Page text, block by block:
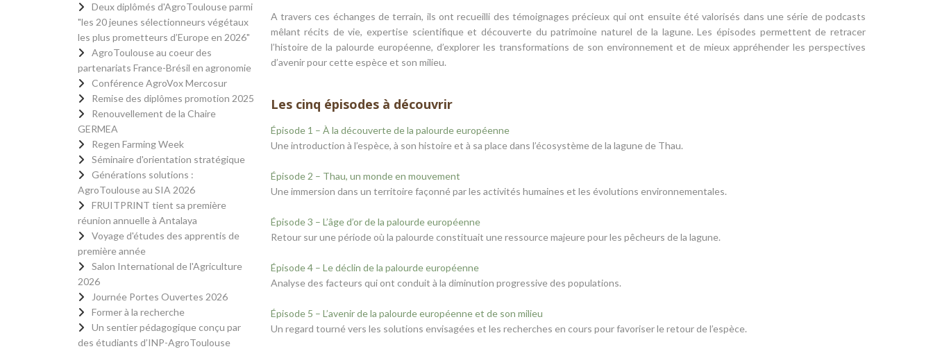
A travers ces échanges de terrain, ils ont recueilli des témoignages précieux qui ont ensuite été valorisés dans une série de podcasts
mêlant récits de vie, expertise scientifique et découverte du patrimoine naturel de la lagune. Les épisodes permettent de retracer
l’histoire de la palourde européenne, d’explorer les transformations de son environnement et de mieux appréhender les perspectives
d’avenir pour cette espèce et son milieu.
Les cinq épisodes à découvrir
Épisode 1 – À la découverte de la palourde européenne
Une introduction à l’espèce, à son histoire et à sa place dans l’écosystème de la lagune de Thau.
Épisode 2 – Thau, un monde en mouvement
Une immersion dans un territoire façonné par les activités humaines et les évolutions environnementales.
Épisode 3 – L’âge d’or de la palourde européenne
Retour sur une période où la palourde constituait une ressource majeure pour les pêcheurs de la lagune.
Épisode 4 – Le déclin de la palourde européenne
Analyse des facteurs qui ont conduit à la diminution progressive des populations.
Épisode 5 – L’avenir de la palourde européenne et de son milieu
Un regard tourné vers les solutions envisagées et les recherches en cours pour favoriser le retour de l’espèce.
Deux diplômés d'AgroToulouse parmi
"les 20 jeunes sélectionneurs végétaux
les plus prometteurs d’Europe en 2026"
AgroToulouse au coeur des
partenariats France-Brésil en agronomie
Conférence AgroVox Mercosur
Remise des diplômes promotion 2025
Renouvellement de la Chaire
GERMEA
Regen Farming Week
Séminaire d'orientation stratégique
Générations solutions :
AgroToulouse au SIA 2026
FRUITPRINT tient sa première
réunion annuelle à Antalaya
Voyage d'études des apprentis de
première année
Salon International de l'Agriculture
2026
Journée Portes Ouvertes 2026
Former à la recherche
Un sentier pédagogique conçu par
des étudiants d’INP-AgroToulouse